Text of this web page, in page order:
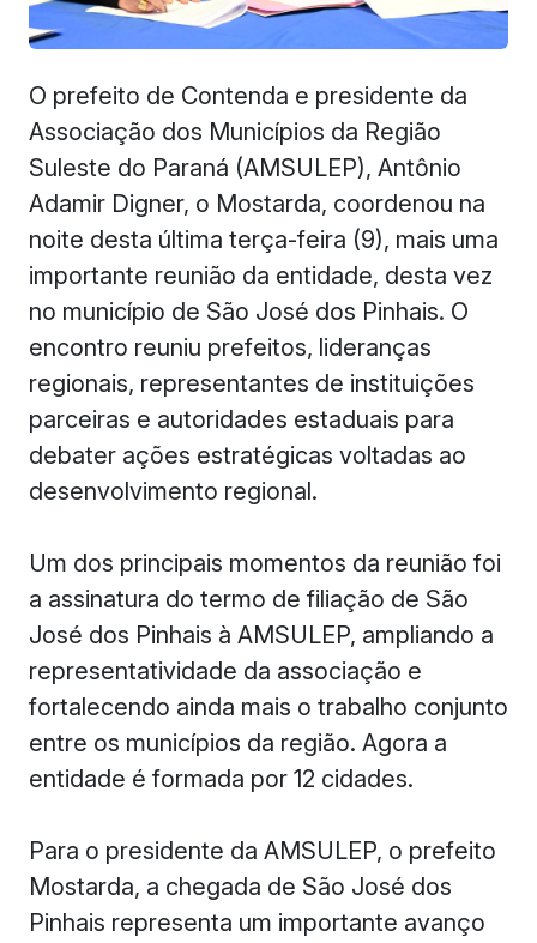
O prefeito de Contenda e presidente da
Associação dos Municípios da Região
Suleste do Paraná (AMSULEP), Antônio
Adamir Digner, o Mostarda, coordenou na
noite desta última terça-feira (9), mais uma
importante reunião da entidade, desta vez
no município de São José dos Pinhais. O
encontro reuniu prefeitos, lideranças
regionais, representantes de instituições
parceiras e autoridades estaduais para
debater ações estratégicas voltadas ao
desenvolvimento regional.
Um dos principais momentos da reunião foi
a assinatura do termo de filiação de São
José dos Pinhais à AMSULEP, ampliando a
representatividade da associação e
fortalecendo ainda mais o trabalho conjunto
entre os municípios da região. Agora a
entidade é formada por 12 cidades.
Para o presidente da AMSULEP, o prefeito
Mostarda, a chegada de São José dos
Pinhais representa um importante avanço